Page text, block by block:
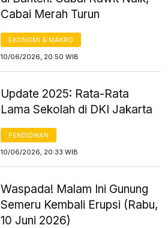
Cabai Merah Turun
EKONOMI & MAKRO
10/06/2026, 20:50 WIB
Update 2025: Rata-Rata
Lama Sekolah di DKI Jakarta
PENDIDIKAN
10/06/2026, 20:33 WIB
Waspada! Malam Ini Gunung
Semeru Kembali Erupsi (Rabu,
10 Juni 2026)